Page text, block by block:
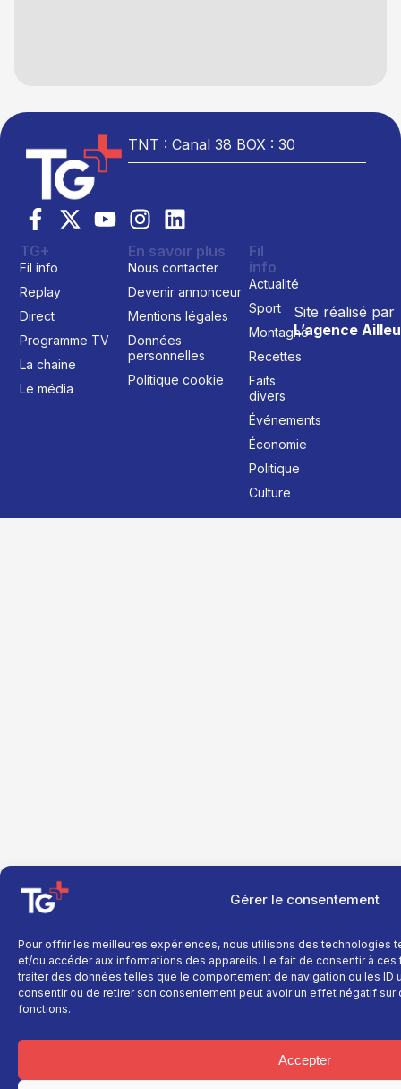
Gérer le consentement
Pour offrir les meilleures expériences, nous utilisons des technologies
et/ou accéder aux informations des appareils. Le fait de consentir à
traiter des données telles que le comportement de navigation ou les ID
consentir ou de retirer son consentement peut avoir un effet négatif
fonctions.
Accepter
TNT : Canal 38 BOX : 30
Site réalisé par
L’agence
TG+
Fil info
Replay
Direct
Programme TV
La chaine
Le média
En savoir plus
Nous contacter
Devenir annonceur
Mentions légales
Données
personnelles
Politique cookie
Fil
info
Actualité
Sport
Montagne
Recettes
Faits
divers
Événements
Économie
Politique
Culture